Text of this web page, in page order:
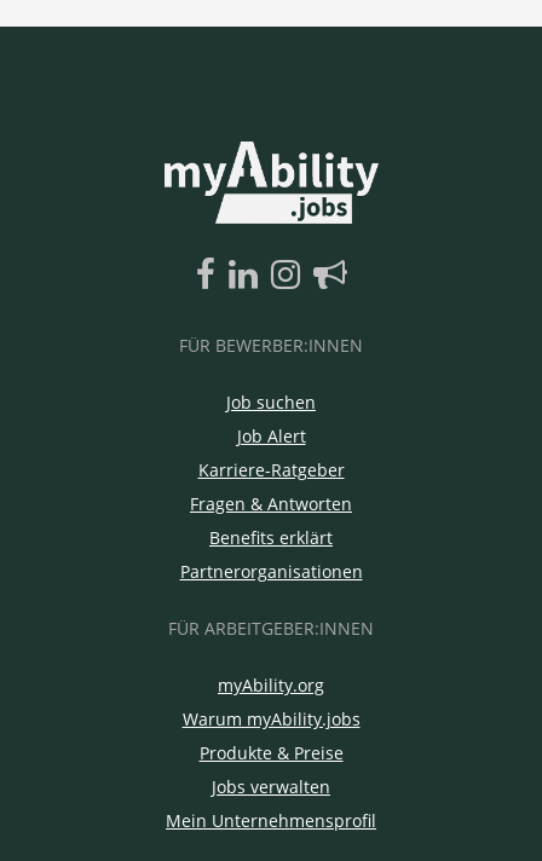
FÜR BEWERBER:INNEN
Job suchen
Job Alert
Karriere-Ratgeber
Fragen & Antworten
Benefits erklärt
Partnerorganisationen
FÜR ARBEITGEBER:INNEN
myAbility.org
Warum myAbility.jobs
Produkte & Preise
Jobs verwalten
Mein Unternehmensprofil